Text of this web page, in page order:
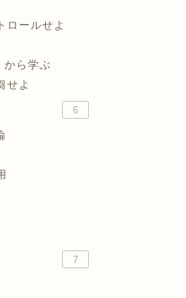
ロールせよ
から学ぶ
せよ
6
7